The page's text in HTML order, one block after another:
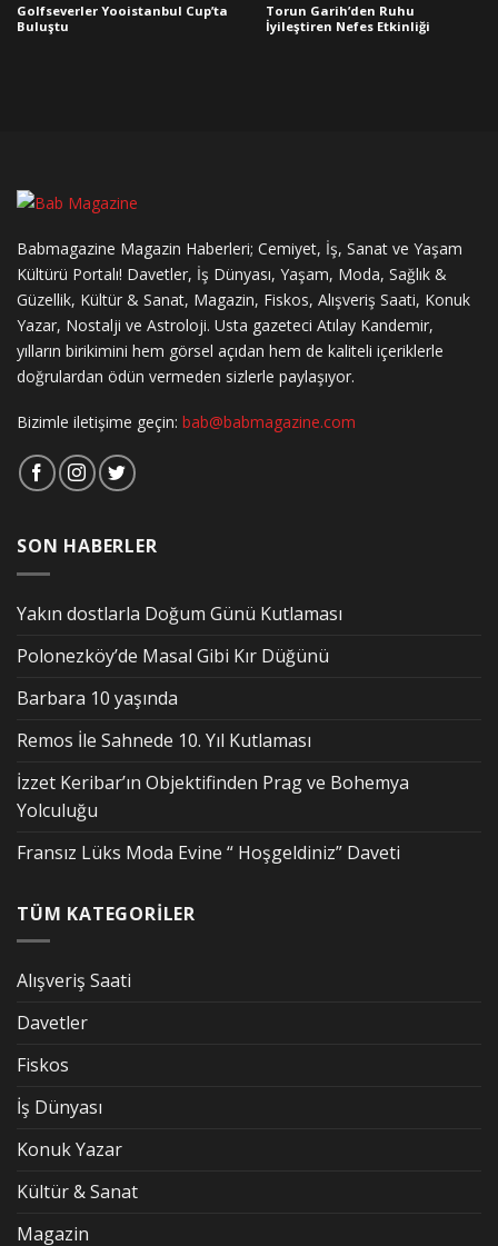
Golfseverler Yooistanbul Cup’ta
Buluştu
Torun Garih’den Ruhu
İyileştiren Nefes Etkinliği
Babmagazine Magazin Haberleri; Cemiyet, İş, Sanat ve Yaşam
Kültürü Portalı! Davetler, İş Dünyası, Yaşam, Moda, Sağlık &
Güzellik, Kültür & Sanat, Magazin, Fiskos, Alışveriş Saati, Konuk
Yazar, Nostalji ve Astroloji. Usta gazeteci Atılay Kandemir,
yılların birikimini hem görsel açıdan hem de kaliteli içeriklerle
doğrulardan ödün vermeden sizlerle paylaşıyor.
Bizimle iletişime geçin: bab@babmagazine.com
SON HABERLER
Yakın dostlarla Doğum Günü Kutlaması
Polonezköy’de Masal Gibi Kır Düğünü
Barbara 10 yaşında
Remos İle Sahnede 10. Yıl Kutlaması
İzzet Keribar’ın Objektifinden Prag ve Bohemya
Yolculuğu
Fransız Lüks Moda Evine “ Hoşgeldiniz” Daveti
TÜM KATEGORİLER
Alışveriş Saati
Davetler
Fiskos
İş Dünyası
Konuk Yazar
Kültür & Sanat
Magazin